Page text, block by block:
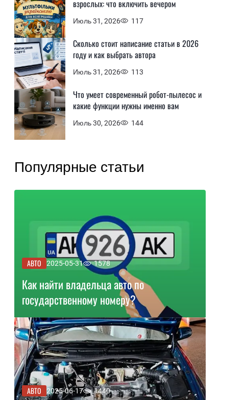
Июль 31, 2026 117
взрослых: что включить вечером
Июль 31, 2026 113
Сколько стоит написание статьи в 2026
году и как выбрать автора
Июль 30, 2026 144
Что умеет современный робот-пылесос и
какие функции нужны именно вам
Популярные статьи
АВТО 2025-05-31 1578
Как найти владельца авто по
государственному номеру?
АВТО 2025-06-17 1440